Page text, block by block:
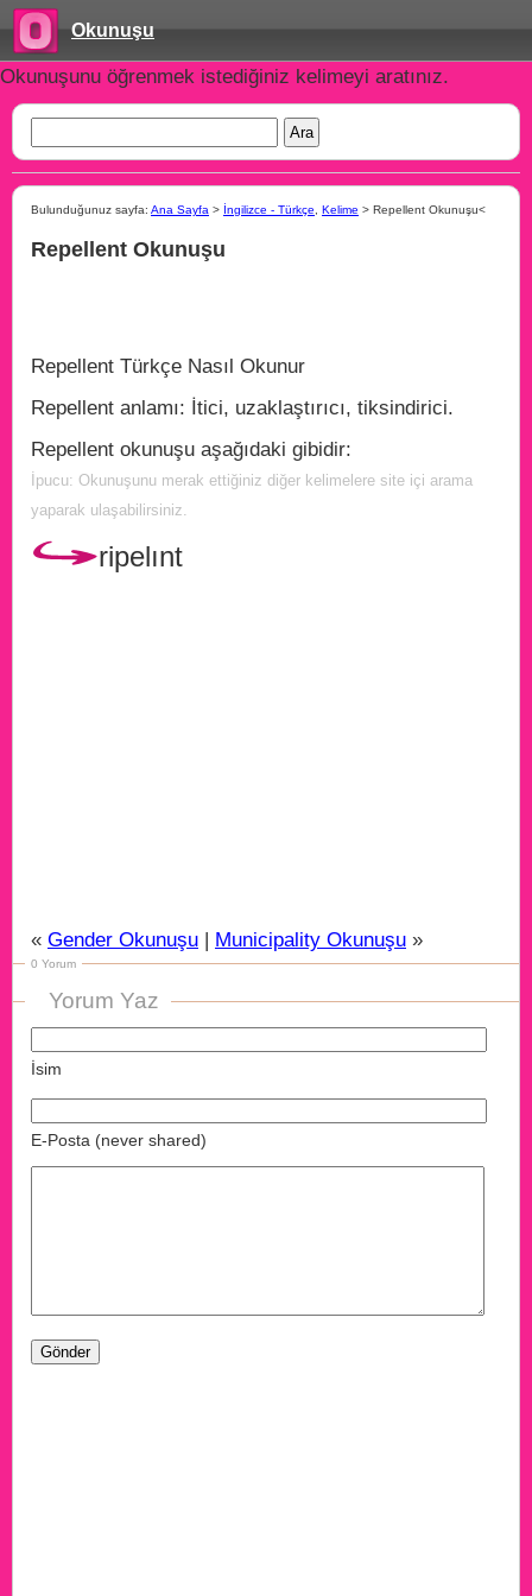
Okunuşu
Okunuşunu öğrenmek istediğiniz kelimeyi aratınız.
Bulunduğunuz sayfa: Ana Sayfa > İngilizce - Türkçe Kelime > Repellent Okunuşu<
Repellent Okunuşu
Repellent Türkçe Nasıl Okunur
Repellent anlamı: İtici, uzaklaştırıcı, tiksindirici.
Repellent okunuşu aşağıdaki gibidir:
İpucu: Okunuşunu merak ettiğiniz diğer kelimelere site içi arama
yaparak ulaşabilirsiniz.
ripelınt
« Gender Okunuşu | Municipality Okunuşu »
0 Yorum
Yorum Yaz
İsim
E-Posta (never shared)